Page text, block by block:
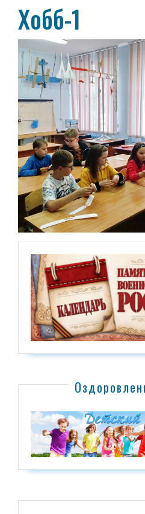
Хобб-1